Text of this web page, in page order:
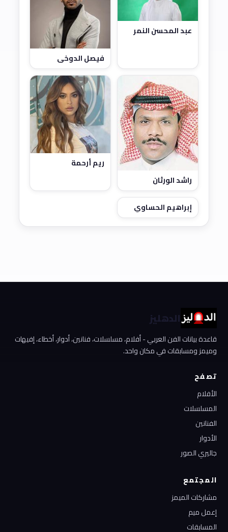
عبد المحسن النمر
فيصل الدوخي
راشد الورثان
ريم أرحمة
إبراهيم الحساوي
الدهليز
قاعدة بيانات الفن العربي - أفلام، مسلسلات، فنانين، أدوار، أخطاء، إفيهات
وميمز ومسابقات في مكان واحد.
تصفح
الأفلام
المسلسلات
الفنانين
الأدوار
جاليري الصور
المجتمع
مشاركات الميمز
إعمل ميم
المسابقات